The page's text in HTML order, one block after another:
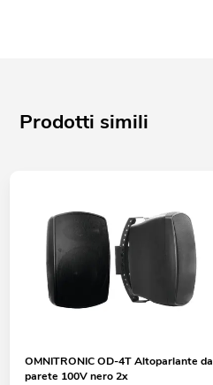
Prodotti simili
OMNITRONIC OD-4T Altoparlante da
parete 100V nero 2x